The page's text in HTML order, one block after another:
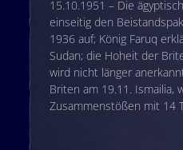
15.10.1951 – Die
einseitig den
1936 auf; König Faruq
Sudan; die Hoheit der
wird nicht länger
Briten am 19.11. Ismailia,
Zusammenstößen mit 14